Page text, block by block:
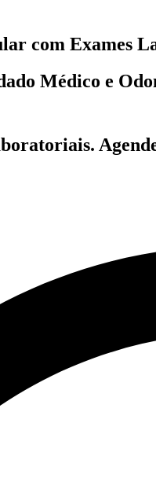
com Exames
Médico e
.